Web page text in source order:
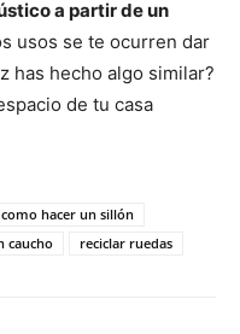
a partir de un
usos se te ocurren dar
has hecho algo similar?
de tu casa
como hacer un sillón
caucho reciclar ruedas